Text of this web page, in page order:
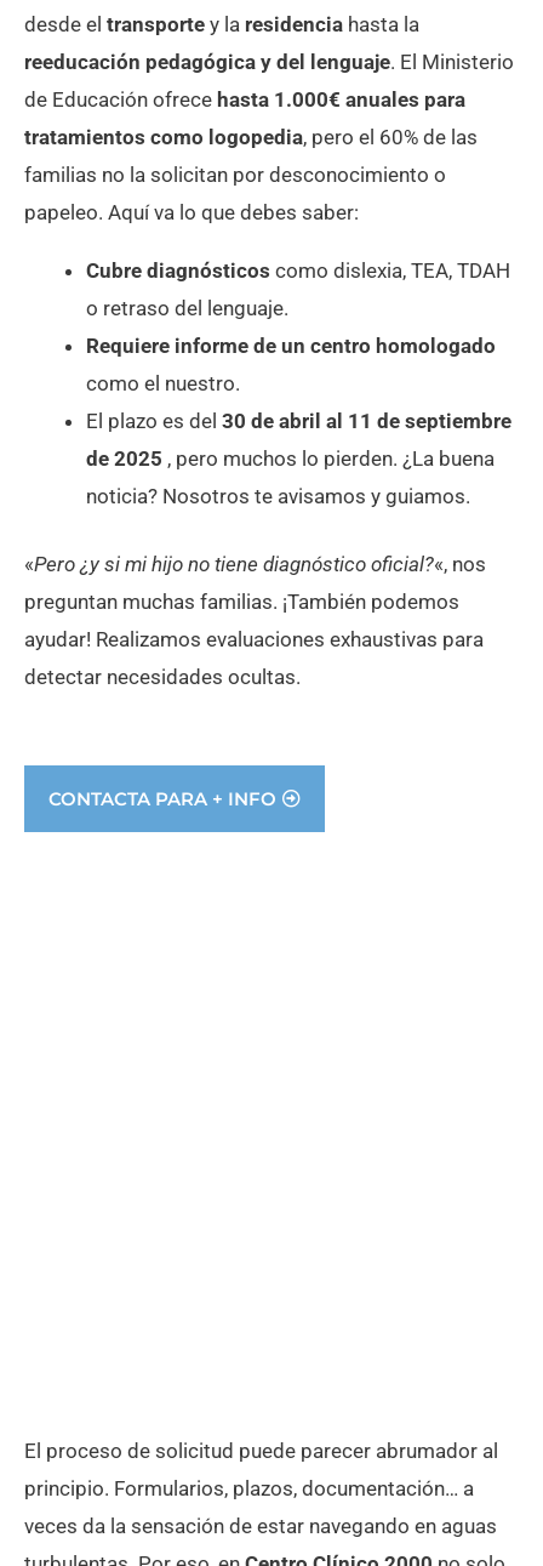
desde el transporte y la residencia hasta la
reeducación pedagógica y del lenguaje. El Ministerio
de Educación ofrece hasta 1.000€ anuales para
tratamientos como logopedia, pero el 60% de las
familias no la solicitan por desconocimiento o
papeleo. Aquí va lo que debes saber:
Cubre diagnósticos como dislexia, TEA, TDAH
o retraso del lenguaje.
Requiere informe de un centro homologado
como el nuestro.
El plazo es del 30 de abril al 11 de septiembre
de 2025 , pero muchos lo pierden. ¿La buena
noticia? Nosotros te avisamos y guiamos.
«Pero ¿y si mi hijo no tiene diagnóstico oficial?«, nos
preguntan muchas familias. ¡También podemos
ayudar! Realizamos evaluaciones exhaustivas para
detectar necesidades ocultas.
CONTACTA PARA + INFO
El proceso de solicitud puede parecer abrumador al
principio. Formularios, plazos, documentación… a
veces da la sensación de estar navegando en aguas